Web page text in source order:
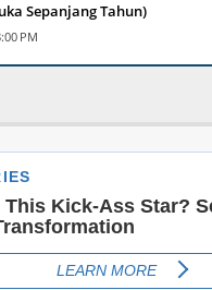
Sepanjang Tahun)
PM